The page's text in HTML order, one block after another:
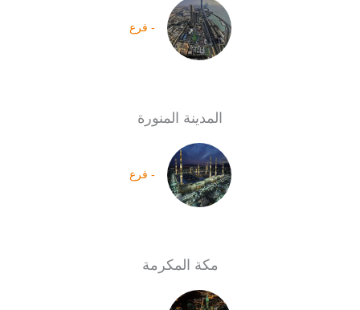
- فرع
المدينة المنورة
- فرع
مكة المكرمة